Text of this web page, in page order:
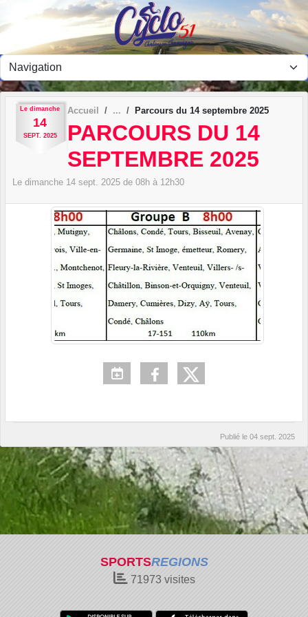
Le dimanche
14
SEPT. 2025
Accueil Parcours du 14 septembre 2025
PARCOURS DU 14
SEPTEMBRE 2025
Le dimanche 14 sept. 2025 de 08h à 12h30
Publié le 04 sept. 2025
SPORTSREGIONS
71973visites
Panneau de gestion des cookies